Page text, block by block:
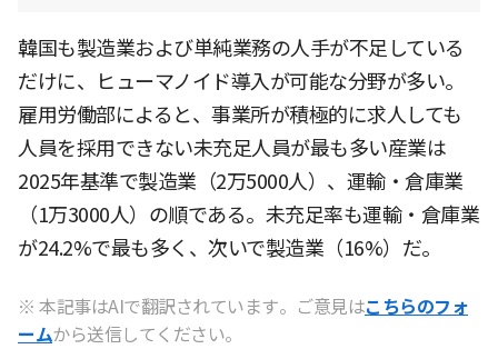
韓国も製造業および単純業務の人手が不足している
だけに、ヒューマノイド導入が可能な分野が多い。
雇用労働部によると、事業所が積極的に求人しても
人員を採用できない未充足人員が最も多い産業は
2025年基準で製造業（2万5000人）、運輸・倉庫業
（1万3000人）の順である。未充足率も運輸・倉庫業
が24.2%で最も多く、次いで製造業（16%）だ。
※ 本記事はAIで翻訳されています。ご意見はこちらのフォ
ームから送信してください。